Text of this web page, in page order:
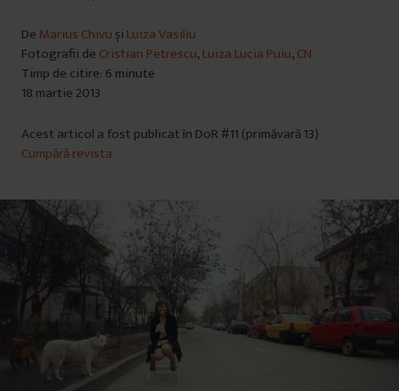
De Marius Chivu și Luiza Vasiliu
Fotografii de Cristian Petrescu,Luiza Lucia Puiu,CN
Timp de citire: 6 minute
18 martie 2013
Acest articol a fost publicat în DoR #11 (primăvară 13)
Cumpără revista